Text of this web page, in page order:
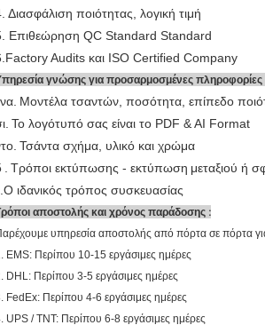
Διασφάλιση ποιότητας, λογική τιμή
Επιθεώρηση QC Standard Standard
Audits και ISO Certified Company
γνώσης για προσαρμοσμένες πληροφορίες
Μοντέλα τσαντών, ποσότητα, επίπεδο
Το λογότυπό σας είναι το PDF & AI Format
Τσάντα σχήμα, υλικό και χρώμα
Τρόποι εκτύπωσης - εκτύπωση μεταξιού ή
ιδανικός τρόπος συσκευασίας
αποστολής και χρόνος παράδοσης :
υπηρεσία αποστολής από πόρτα σε πόρτα
EMS: Περίπου 10-15 εργάσιμες ημέρες
DHL: Περίπου 3-5 εργάσιμες ημέρες
FedEx: Περίπου 4-6 εργάσιμες ημέρες
UPS / TNT: Περίπου 6-8 εργάσιμες ημέρες